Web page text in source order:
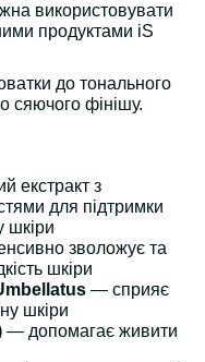
використовувати
продуктами iS
до тонального
сяючого фінішу.
екстракт з
для підтримки
шкіри
зволожує та
шкіри
— сприяє
шкіри
— допомагає живити